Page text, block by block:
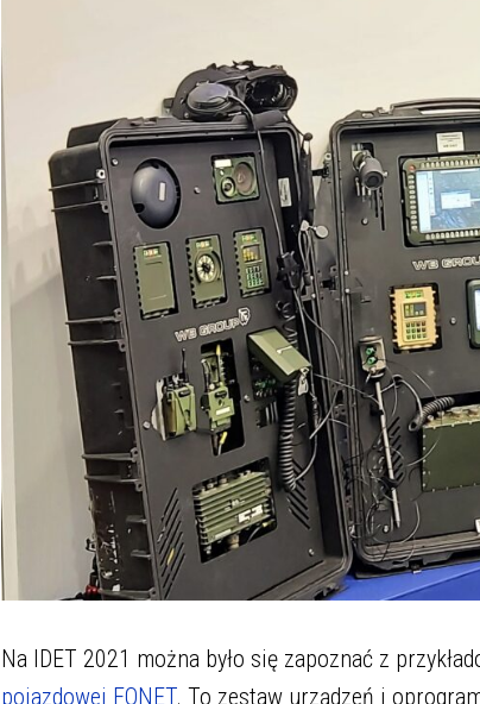
Na IDET 2021 można było się zapoznać z
pojazdowej FONET. To zestaw urządzeń i